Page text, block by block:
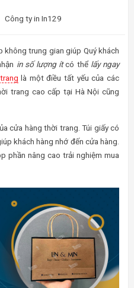
Công ty in In129
trung gian giúp Quý khách
in số lượng ítcó thể lấy ngay
là một điều tất yếu của các
trang cao cấp tại Hà Nội cũng
cửa hàng thời trang. Túi giấy có
khách hàng nhớ đến cửa hàng.
phần nâng cao trải nghiệm mua